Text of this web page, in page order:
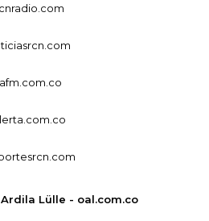
Lülle - oal.com.co